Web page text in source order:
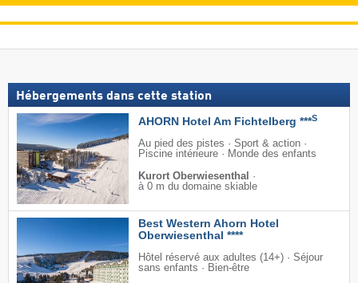
Hébergements dans cette station
AHORN Hotel Am Fichtelberg ***S
Au pied des pistes · Sport & action ·
Piscine intérieure · Monde des enfants
Kurort Oberwiesenthal ·
à 0 m du domaine skiable
Best Western Ahorn Hotel
Oberwiesenthal ****
Hôtel réservé aux adultes (14+) · Séjour
sans enfants · Bien-être